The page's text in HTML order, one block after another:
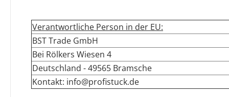
Verantwortliche Person in der EU:
BST Trade GmbH
Bei Rölkers Wiesen 4
Deutschland - 49565 Bramsche
Kontakt: info@profistuck.de